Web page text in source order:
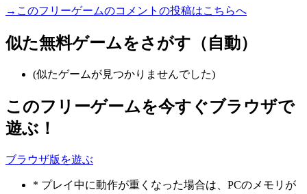
→このフリーゲームのコメントの投稿はこちらへ
似た無料ゲームをさがす（自動）
(似たゲームが見つかりませんでした)
このフリーゲームを今すぐブラウザで
遊ぶ！
ブラウザ版を遊ぶ
* プレイ中に動作が重くなった場合は、PCのメモリが